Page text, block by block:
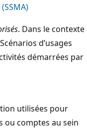
. Dans le contexte
d’usages
démarrées par
utilisées pour
ou comptes au sein